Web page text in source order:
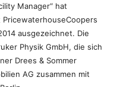
Manager“ hat
ausgezeichnet. Die
Physik GmbH, die sich
Drees & Sommer
AG zusammen mit